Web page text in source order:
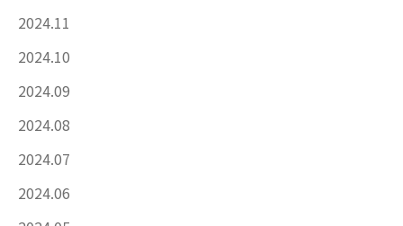
2024.11
2024.10
2024.09
2024.08
2024.07
2024.06